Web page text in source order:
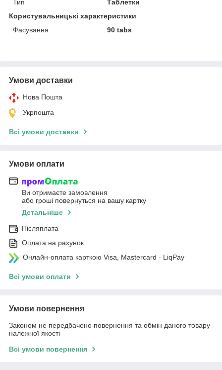
Тип
Таблетки
Користувальницькі характеристики
Фасування
90 tabs
Умови доставки
Нова Пошта
Укрпошта
Всі умови доставки
Умови оплати
Ви отримаєте замовлення
або гроші повернуться на вашу картку
Детальніше
Післяплата
Оплата на рахунок
Онлайн-оплата карткою Visa, Mastercard - LiqPay
Всі умови оплати
Умови повернення
Законом не передбачено повернення та обмін даного товару
належної якості
Всі умови повернення